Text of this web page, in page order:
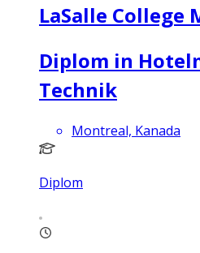
LaSalle College
Diplom in
Technik
Montreal, Kanada
Diplom